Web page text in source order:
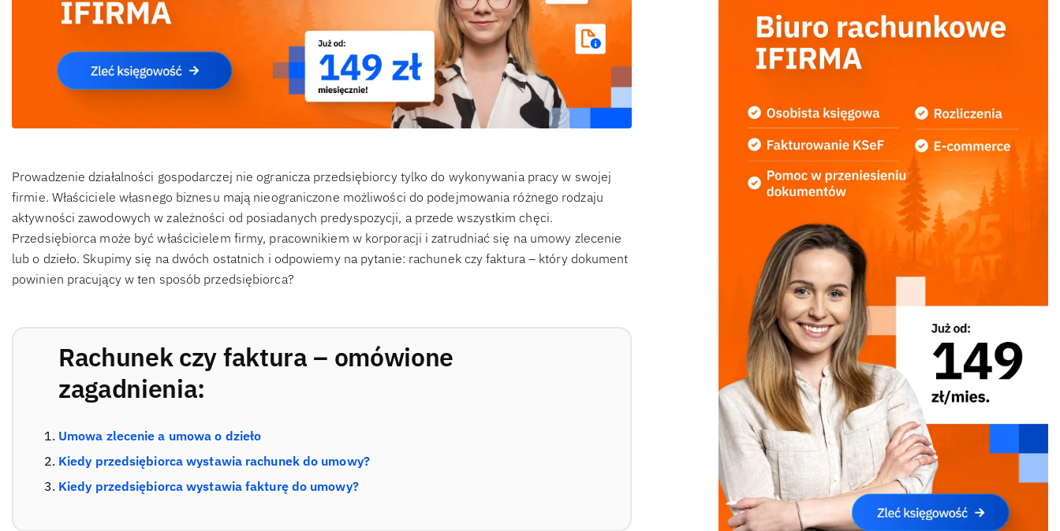
Prowadzenie działalności gospodarczej nie ogranicza przedsiębiorcy tylko do wykonywania pracy w swojej
firmie. Właściciele własnego biznesu mają nieograniczone możliwości do podejmowania różnego rodzaju
aktywności zawodowych w zależności od posiadanych predyspozycji, a przede wszystkim chęci.
Przedsiębiorca może być właścicielem firmy, pracownikiem w korporacji i zatrudniać się na umowy zlecenie
lub o dzieło. Skupimy się na dwóch ostatnich i odpowiemy na pytanie: rachunek czy faktura – który dokument
powinien pracujący w ten sposób przedsiębiorca?
Rachunek czy faktura – omówione
zagadnienia:
Umowa zlecenie a umowa o dzieło
Kiedy przedsiębiorca wystawia rachunek do umowy?
Kiedy przedsiębiorca wystawia fakturę do umowy?